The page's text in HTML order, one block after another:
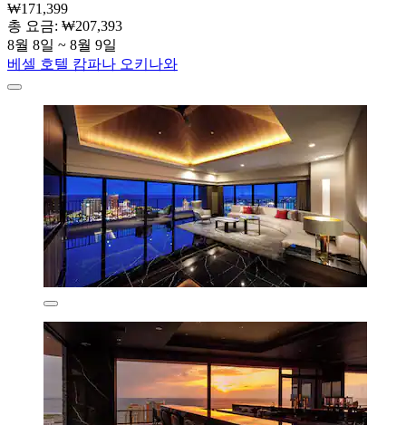
₩171,399
총 요금: ₩207,393
8월 8일 ~ 8월 9일
베셀 호텔 캄파나 오키나와